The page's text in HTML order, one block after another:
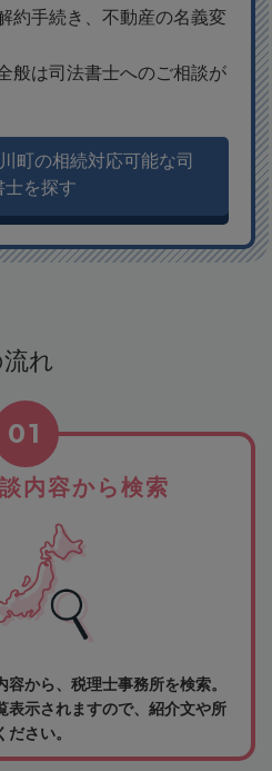
約手続き、不動産の名義変
般は司法書士へのご相談が
町の相続対応可能な司
士を探す
れ
内容から検索
01
から、税理士事務所を検索。
表示されますので、紹介文や所
さい。